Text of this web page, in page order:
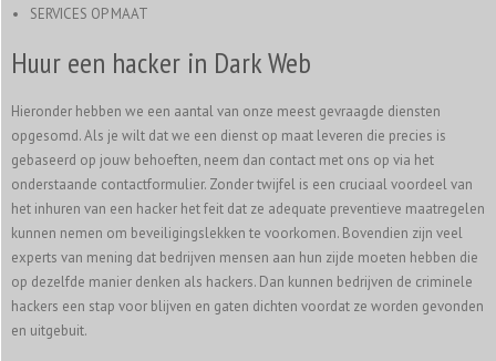
SERVICES OP MAAT
Huur een hacker in Dark Web
Hieronder hebben we een aantal van onze meest gevraagde diensten
opgesomd. Als je wilt dat we een dienst op maat leveren die precies is
gebaseerd op jouw behoeften, neem dan contact met ons op via het
onderstaande contactformulier. Zonder twijfel is een cruciaal voordeel van
het inhuren van een hacker het feit dat ze adequate preventieve maatregelen
kunnen nemen om beveiligingslekken te voorkomen. Bovendien zijn veel
experts van mening dat bedrijven mensen aan hun zijde moeten hebben die
op dezelfde manier denken als hackers. Dan kunnen bedrijven de criminele
hackers een stap voor blijven en gaten dichten voordat ze worden gevonden
en uitgebuit.